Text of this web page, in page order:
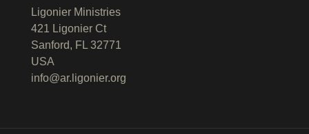
Ligonier Ministries
421 Ligonier Ct
Sanford, FL 32771
USA
info@ar.ligonier.org